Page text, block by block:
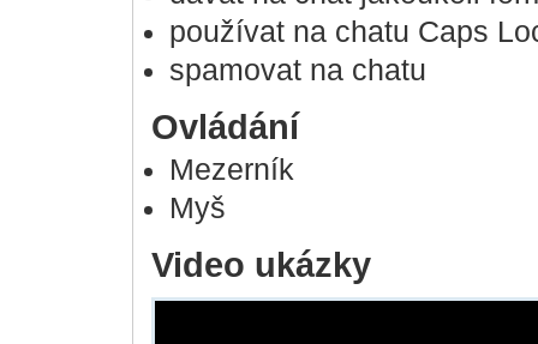
používat na chatu Caps
spamovat na chatu
Ovládání
Mezerník
Myš
Video ukázky